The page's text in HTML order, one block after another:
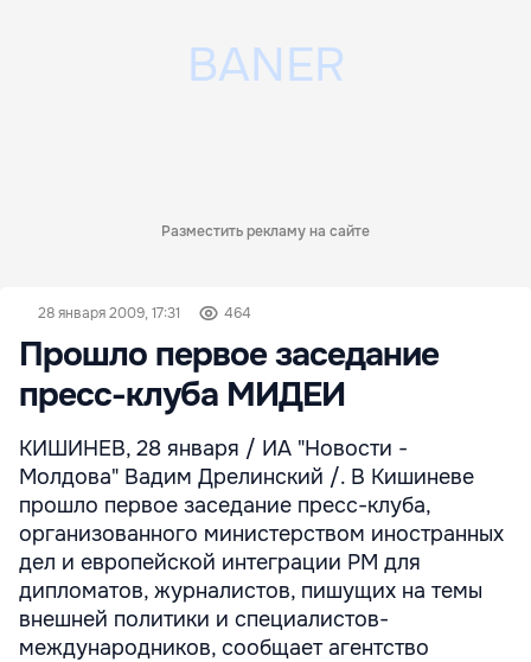
Разместить рекламу на сайте
28 января 2009, 17:31 464
Прошло первое заседание
пресс-клуба МИДЕИ
КИШИНЕВ, 28 января / ИА "Новости -
Молдова" Вадим Дрелинский /. В Кишиневе
прошло первое заседание пресс-клуба,
организованного министерством иностранных
дел и европейской интеграции РМ для
дипломатов, журналистов, пишущих на темы
внешней политики и специалистов-
международников, сообщает агентство